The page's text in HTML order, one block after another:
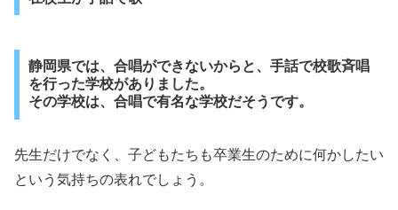
静岡県では、 合唱ができないからと、手話で校歌斉唱
を行った学校がありました。
その学校は、合唱で有名な学校だそうです。
先生だけでなく、子どもたちも卒業生のために何かしたい
という気持ちの表れでしょう。